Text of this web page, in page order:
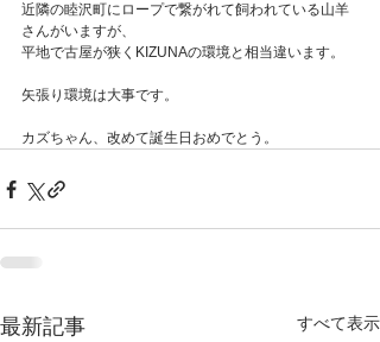
近隣の睦沢町にロープで繋がれて飼われている山羊
さんがいますが、
平地で古屋が狭くKIZUNAの環境と相当違います。
矢張り環境は大事です。
カズちゃん、改めて誕生日おめでとう。
最新記事 すべて表示